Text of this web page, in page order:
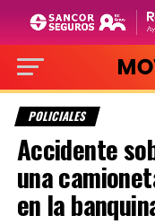
POLICIALES
Accidente
una
en la